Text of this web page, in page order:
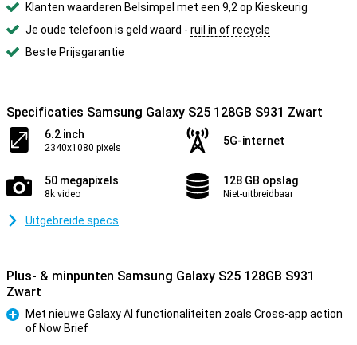
Klanten waarderen Belsimpel met een 9,2 op Kieskeurig
Je oude telefoon is geld waard - ruil in of recycle
Beste Prijsgarantie
Specificaties Samsung Galaxy S25 128GB S931 Zwart
6.2 inch
2340x1080 pixels
5G-internet
50 megapixels
8k video
128 GB opslag
Niet-uitbreidbaar
Uitgebreide specs
Plus- & minpunten Samsung Galaxy S25 128GB S931
Zwart
Pluspunt
Met nieuwe Galaxy AI functionaliteiten zoals Cross-app action
of Now Brief